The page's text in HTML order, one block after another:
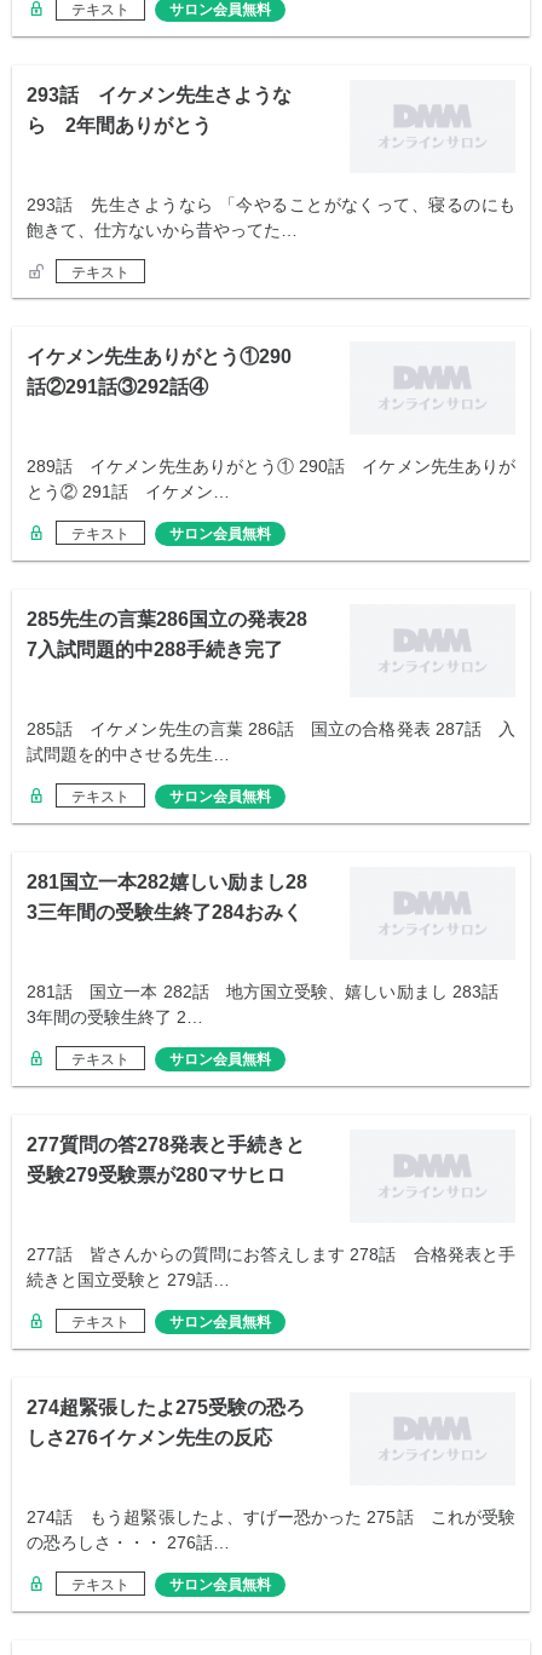
テキスト サロン会員無料
293話 イケメン先生さような
ら 2年間ありがとう
293話 先生さようなら 「今やることがなくって、寝るのにも
飽きて、仕方ないから昔やってた…
テキスト
イケメン先生ありがとう①290
話②291話③292話④
289話 イケメン先生ありがとう① 290話 イケメン先生ありが
とう② 291話 イケメン…
テキスト サロン会員無料
285先生の言葉286国立の発表28
7入試問題的中288手続き完了
285話 イケメン先生の言葉 286話 国立の合格発表 287話 入
試問題を的中させる先生…
テキスト サロン会員無料
281国立一本282嬉しい励まし28
3三年間の受験生終了284おみく
281話 国立一本 282話 地方国立受験、嬉しい励まし 283話
3年間の受験生終了 2…
テキスト サロン会員無料
277質問の答278発表と手続きと
受験279受験票が280マサヒロ
277話 皆さんからの質問にお答えします 278話 合格発表と手
続きと国立受験と 279話…
テキスト サロン会員無料
274超緊張したよ275受験の恐ろ
しさ276イケメン先生の反応
274話 もう超緊張したよ、すげー恐かった 275話 これが受験
の恐ろしさ・・・ 276話…
テキスト サロン会員無料